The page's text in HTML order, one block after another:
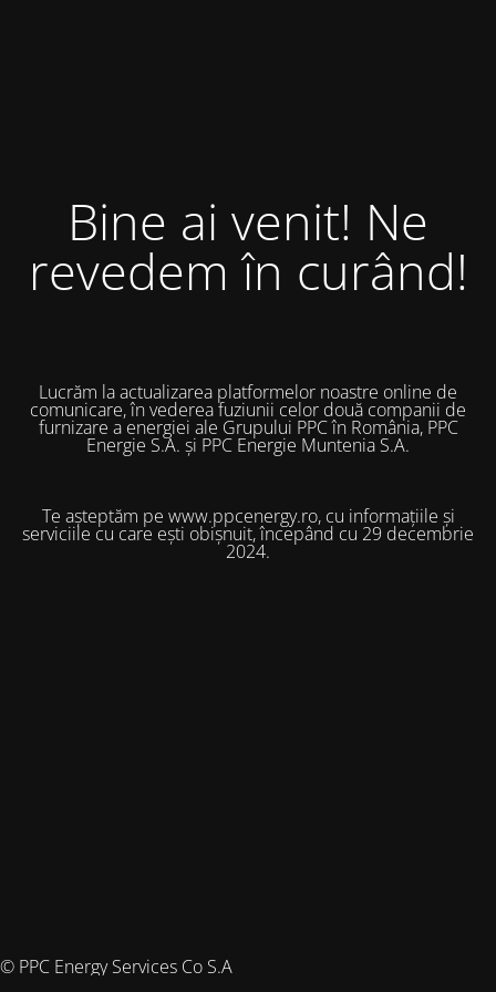
Bine ai venit! Ne
revedem în curând!
Lucrăm la actualizarea platformelor noastre online de
comunicare, în vederea fuziunii celor două companii de
furnizare a energiei ale Grupului PPC în România, PPC
Energie S.A. și PPC Energie Muntenia S.A.
Te așteptăm pe www.ppcenergy.ro, cu informațiile și
serviciile cu care ești obișnuit, începând cu 29 decembrie
2024.
© PPC Energy Services Co S.A